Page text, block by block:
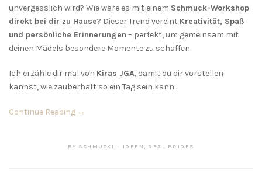
unvergesslich wird? Wie wäre es mit einem Schmuck-Workshop
direkt bei dir zu Hause? Dieser Trend vereint Kreativität, Spaß
und persönliche Erinnerungen – perfekt, um gemeinsam mit
deinen Mädels besondere Momente zu schaffen.
Ich erzähle dir mal von Kiras JGA, damit du dir vorstellen
kannst, wie zauberhaft so ein Tag sein kann:
Continue Reading →
BY SCHMUCKI IDEEN , REAL BRIDES